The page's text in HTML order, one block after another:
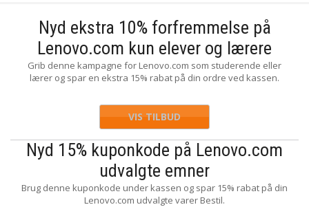
Nyd ekstra 10% forfremmelse på
Lenovo.com kun elever og lærere
Grib denne kampagne for Lenovo.com som studerende eller
lærer og spar en ekstra 15% rabat på din ordre ved kassen.
VIS TILBUD
Nyd 15% kuponkode på Lenovo.com
udvalgte emner
Brug denne kuponkode under kassen og spar 15% rabat på din
Lenovo.com udvalgte varer Bestil.